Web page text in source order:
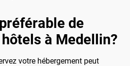
de
à Medellin?
votre hébergement peut